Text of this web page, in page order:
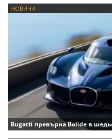
НОВИНИ
Bugatti превърна Bolide в